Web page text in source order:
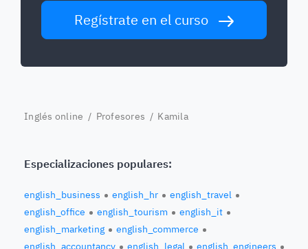
Regístrate en el curso
Inglés online / Profesores / Kamila
Especializaciones populares:
english_business english_hr
english_travel
english_office
english_tourism
english_it
english_marketing
english_commerce
english_accountancy
english_legal english_engineers